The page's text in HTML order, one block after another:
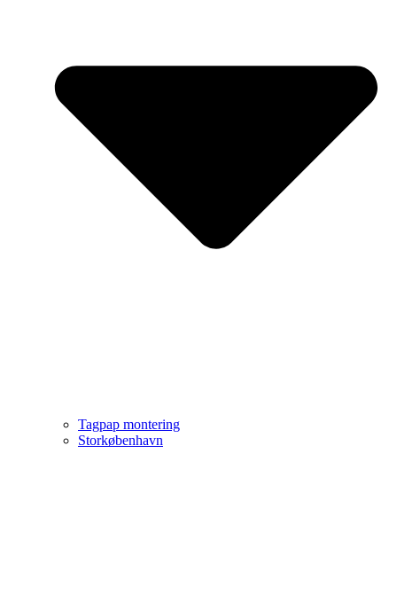
Tagpap montering
Storkøbenhavn